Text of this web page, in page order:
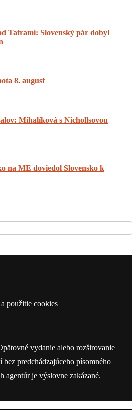
Tatrami: Slovenský pár dobyl
8. august
Mihalíková s Nichollsovou
na ME doviedol Slovensko k
použitie cookies
vydanie alebo rozširovanie
predchádzajúceho písomného
agentúr je výslovne zakázané.